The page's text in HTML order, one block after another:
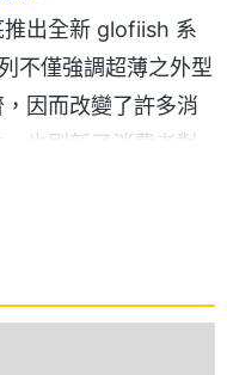
出全新 glofiish 系
不僅強調超薄之外型
因而改變了許多消
也刷新了消費者對
glofiish 系列 X500